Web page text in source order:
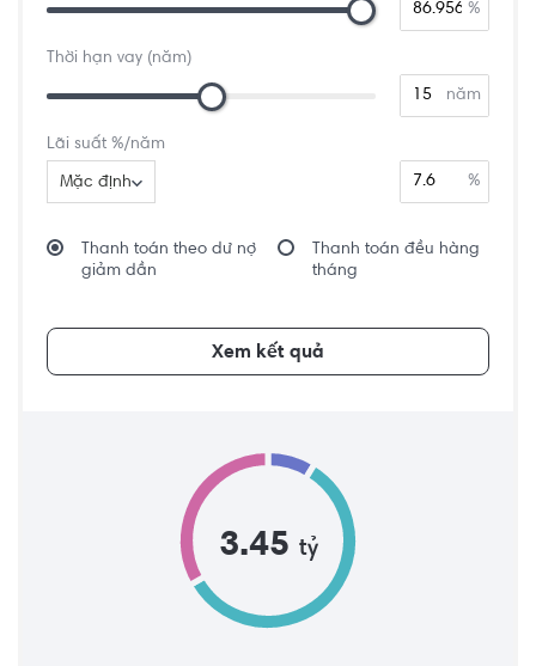
%
Thời hạn vay (năm)
năm
Lãi suất %/năm
Mặc định %
Thanh toán theo dư nợ
giảm dần
Thanh toán đều hàng
tháng
Xem kết quả
3.45 tỷ